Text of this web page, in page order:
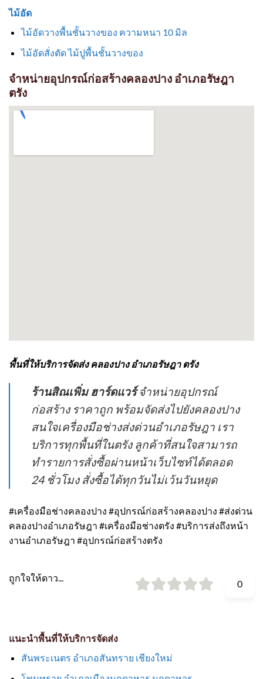
ไม้อัด
ไม้อัดวางพื้นชั้นวางของ ความหนา 10 มิล
ไม้อัดสั่งตัด ไม้ปูพื้นชั้นวางของ
จำหน่ายอุปกรณ์ก่อสร้างคลองปาง อำเภอรัษฎา
ตรัง
พื้นที่ให้บริการจัดส่ง คลองปาง อำเภอรัษฎา ตรัง
ร้านสิณเพิ่ม ฮาร์ดแวร์จำหน่ายอุปกรณ์
ก่อสร้าง ราคาถูก พร้อมจัดส่งไปยังคลองปาง
สนใจเครื่องมือช่างส่งด่วนอำเภอรัษฎา เรา
บริการทุกพื้นที่ในตรัง ลูกค้าที่สนใจสามารถ
ทำรายการสั่งซื้อผ่านหน้าเว็บไซท์ได้ตลอด
24 ชั่วโมง สั่งซื้อได้ทุกวันไม่เว้นวันหยุด
#เครื่องมือช่างคลองปาง #อุปกรณ์ก่อสร้างคลองปาง #ส่งด่วน
คลองปางอำเภอรัษฎา #เครื่องมือช่างตรัง #บริการส่งถึงหน้า
งานอำเภอรัษฎา #อุปกรณ์ก่อสร้างตรัง
ถูกใจให้ดาว...
0
แนะนำพื้นที่ให้บริการจัดส่ง
สันพระเนตร อำเภอสันทราย เชียงใหม่